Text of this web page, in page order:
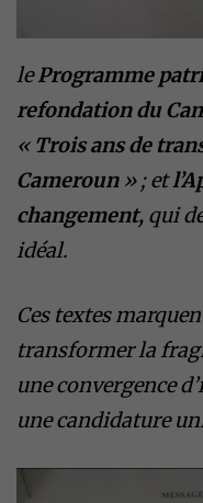
leProgramme
refondation du
« Trois ans de
Cameroun » ; et
changement, qui
idéal.
Ces textes
transformer la
une convergence
une candidature